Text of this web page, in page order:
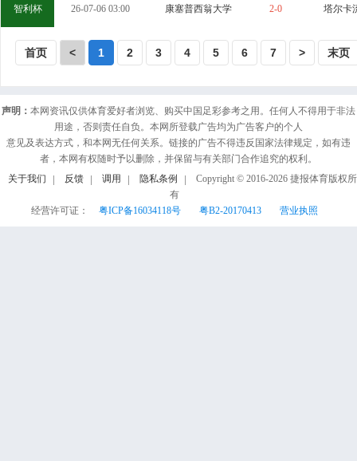
智利杯 26-07-06 03:00 康塞普西翁大学 2-0 塔尔卡
首页 < 1 2 3 4 5 6 7 > 末页
声明： 本网资讯仅供体育爱好者浏览、购买中国足彩参考之用。任何人不得用于非法
用途，否则责任自负。本网所登载广告均为广告客户的个人
意见及表达方式，和本网无任何关系。链接的广告不得违反国家法律规定，如有违
者，本网有权随时予以删除，并保留与有关部门合作追究的权利。
关于我们
反馈 调用 隐私条例 Copyright © 2016-2026 捷报体育版权所
有
经营许可证：
粤ICP备16034118号 粤B2-20170413 营业执照